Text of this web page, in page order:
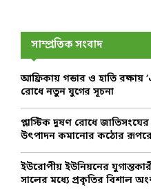
f
r
সাম্প্রতিক সংবাদ
আফ্রিকায় গন্ডার ও হাতি রক্ষায়
রোধে নতুন যুগের সূচনা
প্লাস্টিক দূষণ রোধে জাতিসংঘের
উৎপাদন কমানোর কঠোর
ইউরোপীয় ইউনিয়নের
সালের মধ্যে প্রকৃতির বিশাল